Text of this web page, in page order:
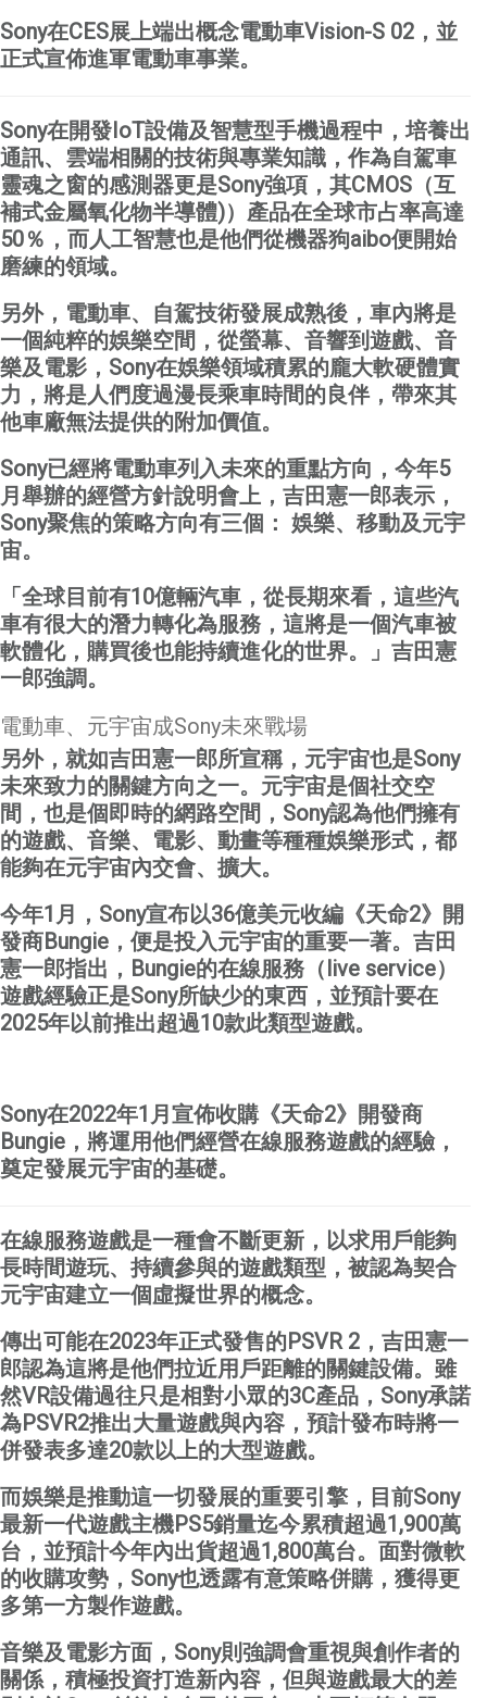
Sony在CES展上端出概念電動車Vision-S 02 ，並
正式宣佈進軍電動車事業。
Sony在開發 IoT設備及智慧型手機過程中，培養出
通訊、雲端相關的技術與專業知識， 作為自駕車
靈魂之窗的感測器更是Sony強項，其CMOS （互
補式金屬氧化物半導體)）產品在全球市占率高達
50％，而人工智慧也是他們從機器狗aibo便開始
磨練的領域。
另外，電動車、自駕技術發展成熟後，車內將是
一個純粹的娛樂空間，從螢幕、音響到遊戲、音
樂及電影， Sony在娛樂領域積累的龐大軟硬體實
力，將是人們度過漫長乘車時間的良伴，帶來其
他車廠無法提供的附加價值。
Sony已經將電動車列入未來的重點方向，今年5
月舉辦的經營方針說明會上，吉田憲一郎表示，
Sony聚焦的策略方向有三個： 娛樂、移動及元宇
宙。
「全球目前有10億輛汽車，從長期來看，這些汽
車有很大的潛力轉化為服務，這將是一個汽車被
軟體化，購買後也能持續進化的世界。」吉田憲
一郎強調。
電動車、元宇宙成Sony未來戰場
另外，就如吉田憲一郎所宣稱，元宇宙也是Sony
未來致力的關鍵方向之一。元宇宙是個社交空
間，也是個即時的網路空間， Sony認為他們擁有
的遊戲、音樂、電影、動畫等種種娛樂形式，都
能夠在元宇宙內交會、擴大。
今年1 月， Sony宣布以36億美元收編《天命2》開
發商Bungie ，便是投入元宇宙的重要一著。吉田
憲一郎指出， Bungie的在線服務（ live service）
遊戲經驗正是Sony所缺少的東西， 並預計要在
2025年以前推出超過10款此類型遊戲。
Sony在2022年1 月宣佈收購《天命2》開發商
Bungie ，將運用他們經營在線服務遊戲的經驗，
奠定發展元宇宙的基礎。
在線服務遊戲是一種會不斷更新，以求用戶能夠
長時間遊玩、持續參與的遊戲類型，被認為契合
元宇宙建立一個虛擬世界的概念。
傳出可能在2023年正式發售的 PSVR 2 ，吉田憲一
郎認為這將是他們拉近用戶距離的關鍵設備。雖
然VR設備過往只是相對小眾的3C產品， Sony承諾
為PSVR2推出大量遊戲與內容，預計發布時將一
併發表多達20款以上的大型遊戲。
而娛樂是推動這一切發展的重要引擎，目前Sony
最新一代遊戲主機PS5銷量迄今累積超過1,900萬
台，並預計今年內出貨超過1,800萬台。面對微軟
的收購攻勢， Sony也透露有意策略併購，獲得更
多第一方製作遊戲。
音樂及電影方面， Sony則強調會重視與創作者的
關係，積極投資打造新內容，但與遊戲最大的差